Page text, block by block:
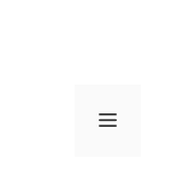
Menú